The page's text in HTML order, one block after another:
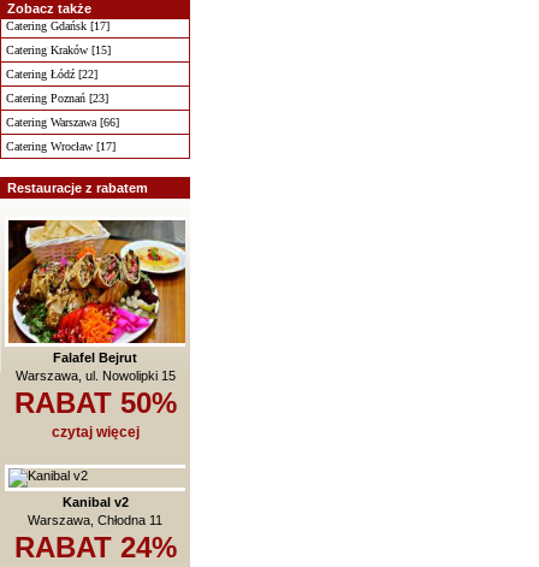
Zobacz także
Catering Gdańsk [17]
Catering Kraków [15]
Catering Łódź [22]
Catering Poznań [23]
Catering Warszawa [66]
Catering Wrocław [17]
Restauracje z rabatem
Falafel Bejrut
Warszawa, ul. Nowolipki 15
RABAT 50%
czytaj więcej
Kanibal v2
Warszawa, Chłodna 11
RABAT 24%